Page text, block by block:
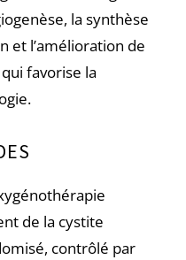
la synthèse
et l’amélioration de
favorise la
de la cystite
contrôlé par